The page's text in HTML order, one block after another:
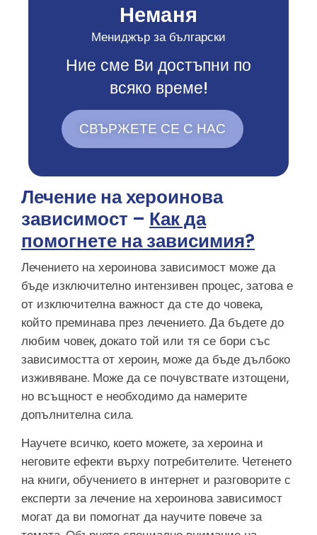
Неманя
Мениджър за български
Ние сме Ви достъпни по
всяко време!
СВЪРЖЕТЕ СЕ С НАС
Лечение на хероинова
зависимост – Как да
помогнете на зависимия?
Лечението на хероинова зависимост може да
бъде изключително интензивен процес, затова е
от изключителна важност да сте до човека,
който преминава през лечението. Да бъдете до
любим човек, докато той или тя се бори със
зависимостта от хероин, може да бъде дълбоко
изживяване. Може да се почувствате изтощени,
но всъщност е необходимо да намерите
допълнителна сила.
Научете всичко, което можете, за хероина и
неговите ефекти върху потребителите. Четенето
на книги, обучението в интернет и разговорите с
експерти за лечение на хероинова зависимост
могат да ви помогнат да научите повече за